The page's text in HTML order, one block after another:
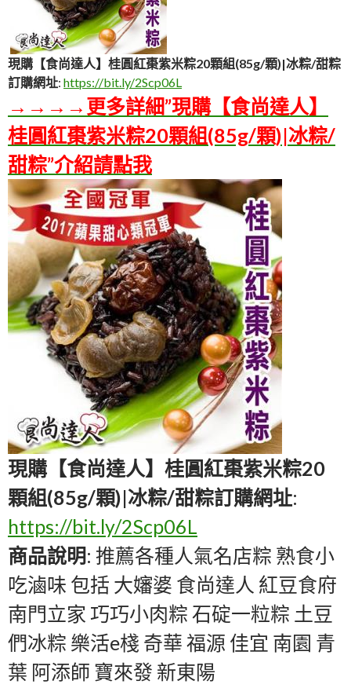
現購【食尚達人】桂圓紅棗紫米粽20顆組(85g/顆)|冰粽/甜粽
訂購網址: https://bit.ly/2Scp06L
→→→→更多詳細”現購【食尚達人】
桂圓紅棗紫米粽20顆組(85g/顆)|冰粽/
甜粽”介紹請點我
現購【食尚達人】桂圓紅棗紫米粽20
顆組(85g/顆)|冰粽/甜粽訂購網址:
https://bit.ly/2Scp06L
商品說明: 推薦各種人氣名店粽 熟食小
吃滷味 包括 大嬸婆 食尚達人 紅豆食府
南門立家 巧巧小肉粽 石碇一粒粽 土豆
們冰粽 樂活e棧 奇華 福源 佳宜 南園 青
葉 阿添師 寶來發 新東陽